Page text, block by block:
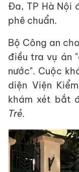
Đa, TP Hà Nội
phê chuẩn.
Bộ Công an
điều tra vụ án
nước". Cuộc
diện Viện
khám xét bắt
Trẻ.